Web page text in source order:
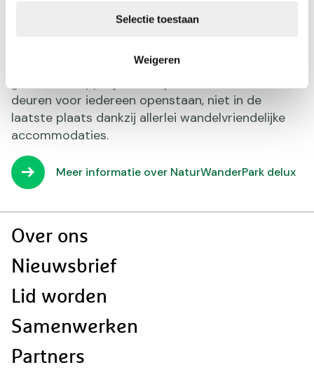
Selectie toestaan
Weigeren
korenbloemen of zelfs zeldzame orchideeën
Duitsland en Luxemburg delen een
deuren voor iedereen openstaan, niet in de
laatste plaats dankzij allerlei wandelvriendelijke
accommodaties.
Meer informatie over NaturWanderPark delux
Doormat
Over ons
Nieuwsbrief
Lid worden
Samenwerken
Partners